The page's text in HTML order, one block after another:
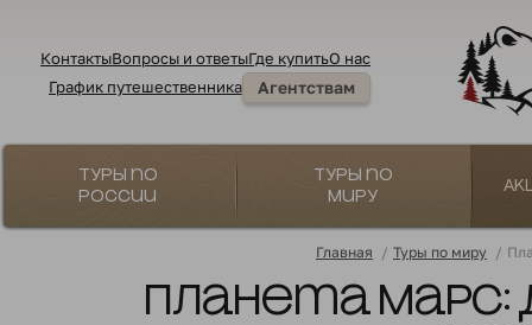
КонтактыВопросы и ответыГде купитьО нас
График путешественника
Агентствам
Туры по
России
Туры по
миру
Главная / Туры по миру /
Планета